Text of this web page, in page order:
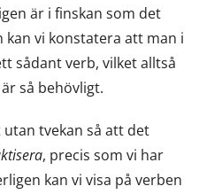
är i finskan som det
kan vi konstatera att man i
sådant verb, vilket alltså
så behövligt.
tvekan så att det
, precis som vi har
kan vi visa på verben